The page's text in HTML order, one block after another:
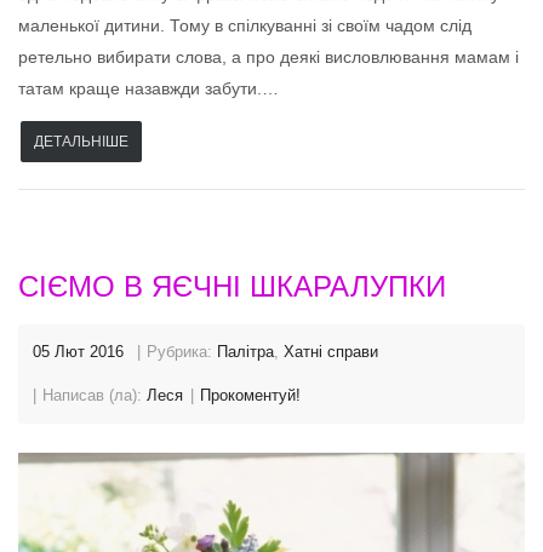
маленької дитини. Тому в спілкуванні зі своїм чадом слід
ретельно вибирати слова, а про деякі висловлювання мамам і
татам краще назавжди забути.…
ДЕТАЛЬНІШЕ
СІЄМО В ЯЄЧНІ ШКАРАЛУПКИ
05 Лют 2016 Рубрика: Палітра Хатні справи
Написав (ла): Леся Прокоментуй!